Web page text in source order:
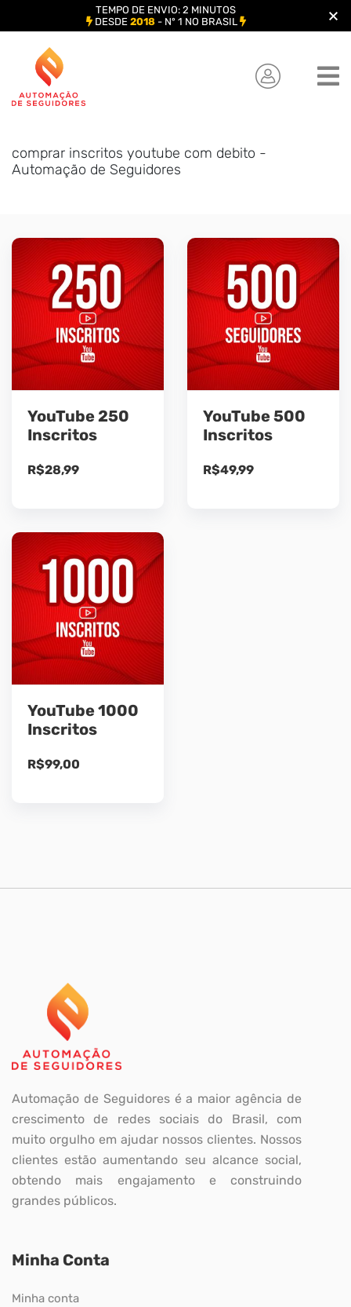
content
comprar inscritos youtube com debito -
Automação de Seguidores
YouTube 250
Inscritos
R$28,99
YouTube 500
Inscritos
R$49,99
YouTube 1000
Inscritos
R$99,00
Automação de Seguidores é a maior agência de
crescimento de redes sociais do Brasil, com
muito orgulho em ajudar nossos clientes. Nossos
clientes estão aumentando seu alcance social,
obtendo mais engajamento e construindo
grandes públicos.
Minha Conta
Minha conta
TEMPO DE ENVIO: 2 MINUTOS
DESDE 2018- Nº 1 NO BRASIL